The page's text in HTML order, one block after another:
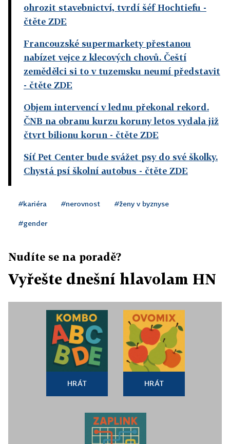
ohrozit stavebnictví, tvrdí šéf Hochtiefu -
čtěte ZDE
Francouzské supermarkety přestanou
nabízet vejce z klecových chovů. Čeští
zemědělci si to v tuzemsku neumí představit
- čtěte ZDE
Objem intervencí v lednu překonal rekord.
ČNB na obranu kurzu koruny letos vydala již
čtvrt bilionu korun - čtěte ZDE
Síť Pet Center bude svážet psy do své školky.
Chystá psí školní autobus - čtěte ZDE
#kariéra #nerovnost #ženy v byznyse
#gender
Nudíte se na poradě?
Vyřešte dnešní hlavolam HN
HRÁT HRÁT